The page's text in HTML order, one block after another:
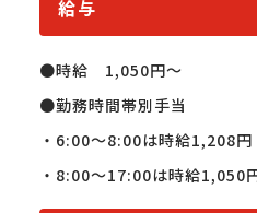
給与
●時給　1,050円〜
●勤務時間帯別手当
・6:00〜8:00は時給1,208円
・8:00〜17:00は時給1,050